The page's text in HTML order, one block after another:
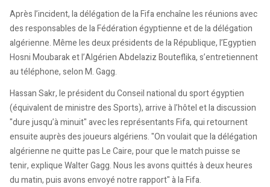
Après l’incident, la délégation de la Fifa enchaîne les réunions avec
des responsables de la Fédération égyptienne et de la délégation
algérienne. Même les deux présidents de la République, l’Egyptien
Hosni Moubarak et l’Algérien Abdelaziz Bouteflika, s’entretiennent
au téléphone, selon M. Gagg.
Hassan Sakr, le président du Conseil national du sport égyptien
(équivalent de ministre des Sports), arrive à l’hôtel et la discussion
"dure jusqu’à minuit" avec les représentants Fifa, qui retournent
ensuite auprès des joueurs algériens. "On voulait que la délégation
algérienne ne quitte pas Le Caire, pour que le match puisse se
tenir, explique Walter Gagg. Nous les avons quittés à deux heures
du matin, puis avons envoyé notre rapport" à la Fifa.